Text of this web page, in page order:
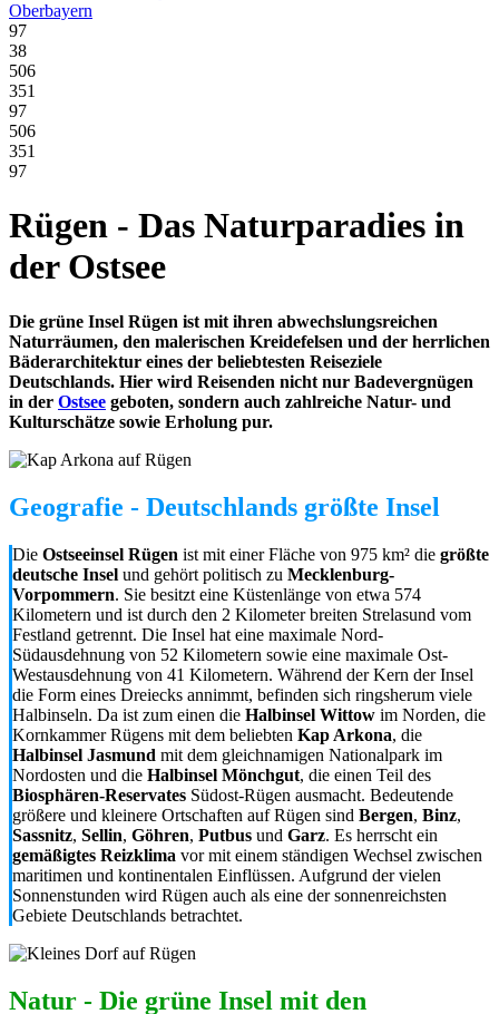
Oberbayern
97
38
506
351
97
506
351
97
Rügen - Das Naturparadies in
der Ostsee
Die grüne Insel Rügen ist mit ihren abwechslungsreichen
Naturräumen, den malerischen Kreidefelsen und der herrlichen
Bäderarchitektur eines der beliebtesten Reiseziele
Deutschlands. Hier wird Reisenden nicht nur Badevergnügen
in der Ostsee geboten, sondern auch zahlreiche Natur- und
Kulturschätze sowie Erholung pur.
Geografie - Deutschlands größte Insel
Die Ostseeinsel Rügen ist mit einer Fläche von 975 km² die größte
deutsche Insel und gehört politisch zu Mecklenburg-
Vorpommern. Sie besitzt eine Küstenlänge von etwa 574
Kilometern und ist durch den 2 Kilometer breiten Strelasund vom
Festland getrennt. Die Insel hat eine maximale Nord-
Südausdehnung von 52 Kilometern sowie eine maximale Ost-
Westausdehnung von 41 Kilometern. Während der Kern der Insel
die Form eines Dreiecks annimmt, befinden sich ringsherum viele
Halbinseln. Da ist zum einen die Halbinsel Wittow im Norden, die
Kornkammer Rügens mit dem beliebten Kap Arkona, die
Halbinsel Jasmund mit dem gleichnamigen Nationalpark im
Nordosten und die Halbinsel Mönchgut, die einen Teil des
Biosphären-Reservates Südost-Rügen ausmacht. Bedeutende
größere und kleinere Ortschaften auf Rügen sind Bergen, Binz,
Sassnitz, Sellin, Göhren, Putbus und Garz. Es herrscht ein
gemäßigtes Reizklima vor mit einem ständigen Wechsel zwischen
maritimen und kontinentalen Einflüssen. Aufgrund der vielen
Sonnenstunden wird Rügen auch als eine der sonnenreichsten
Gebiete Deutschlands betrachtet.
Natur - Die grüne Insel mit den